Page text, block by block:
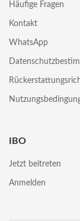
Häufige Fragen
Kontakt
WhatsApp
IBO
Jetzt beitreten
Anmelden